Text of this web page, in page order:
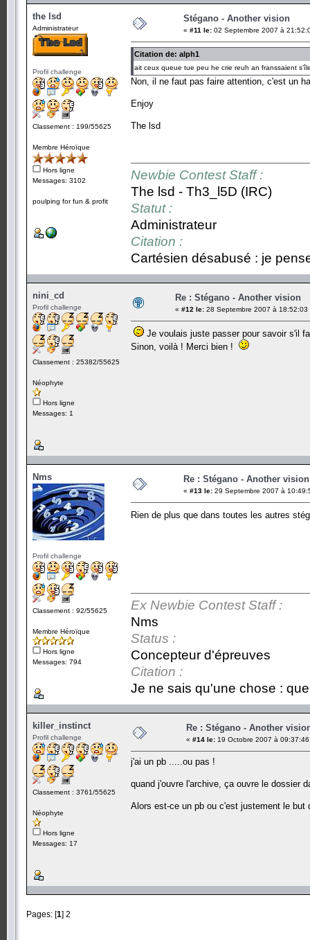
the lsd
Administrateur
Profil challenge
Classement : 199/55625
Membre Héroïque
Hors ligne
Messages: 3102
poulping for fun & profit
Stégano - Another vision
« #11 le: 02 Septembre 2007 à
Citation de: alph1
ait ceux queue tue peu he crie reuh an franssaient
Non, il ne faut pas faire attention, c'est un
Enjoy
The lsd
Newbie Contest Staff :
The lsd - Th3_l5D (IRC)
Statut :
Administrateur
Citation :
Cartésien désabusé : je
nini_cd
Profil challenge
Classement : 25382/55625
Néophyte
Hors ligne
Messages: 1
Re : Stégano - Another vision
« #12 le: 28 Septembre 2007 à 18:52:03
Je voulais juste passer pour savoir s'il
Sinon, voilà ! Merci bien !
Nms
Profil challenge
Classement : 92/55625
Membre Héroïque
Hors ligne
Messages: 794
Re : Stégano - Another vision
« #13 le: 29 Septembre 2007 à
Rien de plus que dans toutes les autres
Ex Newbie Contest Staff :
Nms
Status :
Concepteur d'épreuves
Citation :
Je ne sais qu'une chose :
killer_instinct
Profil challenge
Classement : 3761/55625
Néophyte
Hors ligne
Messages: 17
Re : Stégano - Another
« #14 le: 19 Octobre 2007 à
j'ai un pb .....ou pas !
quand j'ouvre l'archive, ça ouvre le dossier
Alors est-ce un pb ou c'est justement le but
Pages: [1] 2